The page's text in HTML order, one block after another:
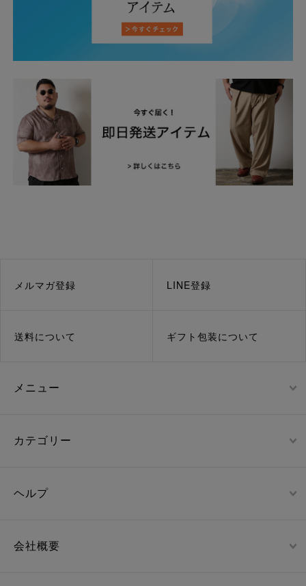
メルマガ登録 LINE登録
送料について ギフト包装について
メニュー
カテゴリー
ヘルプ
会社概要